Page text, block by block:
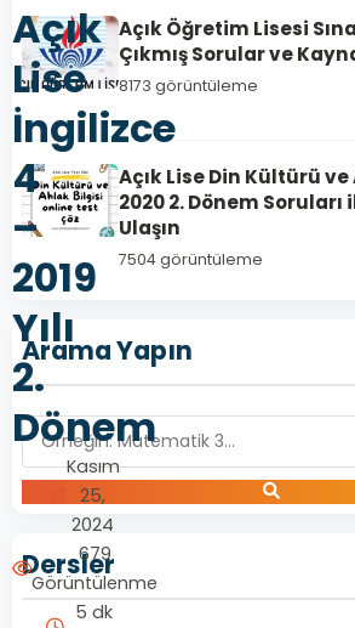
Açık
Lise
İngilizce
4
–
2019
Yılı
2.
Dönem
Kasım
25,
2024
679
Görüntülenme
5 dk
Açık Öğretim Lisesi
Çıkmış Sorular ve
8173 görüntüleme
Açık Lise Din Kültürü
2020 2. Dönem Soruları
Ulaşın
7504 görüntüleme
Arama Yapın
Dersler